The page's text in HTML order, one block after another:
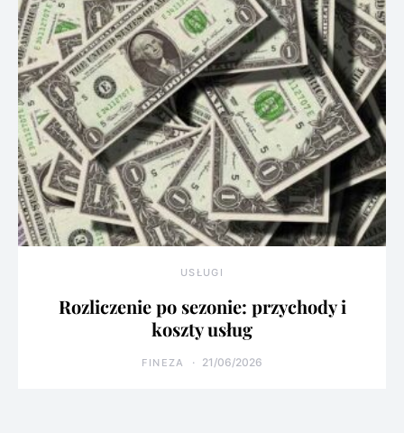
USŁUGI
Rozliczenie po sezonie: przychody i
koszty usług
FINEZA 21/06/2026